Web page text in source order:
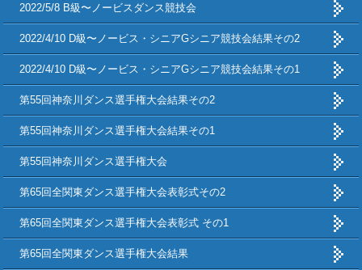
2022/5/8 B級〜ノービスダンス競技会
2022/4/10 D級〜ノービス・シニアGシニア競技会結果その2
2022/4/10 D級〜ノービス・シニアGシニア競技会結果その1
第55回神奈川ダンス選手権大会結果その2
第55回神奈川ダンス選手権大会結果その1
第55回神奈川ダンス選手権大会
第65回全関東ダンス選手権大会表彰式その2
第65回全関東ダンス選手権大会表彰式 その1
第65回全関東ダンス選手権大会結果